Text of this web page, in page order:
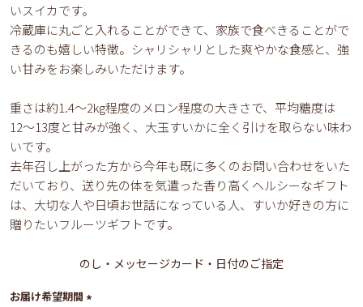
いスイカです。
冷蔵庫に丸ごと入れることができて、家族で食べきることがで
きるのも嬉しい特徴。シャリシャリとした爽やかな食感と、強
い甘みをお楽しみいただけます。
重さは約1.4〜2kg程度のメロン程度の大きさで、平均糖度は
12〜13度と甘みが強く、大玉すいかに全く引けを取らない味わ
いです。
去年召し上がった方から今年も既に多くのお問い合わせをいた
だいており、送り先の体を気遣った香り高くヘルシーなギフト
は、大切な人や日頃お世話になっている人、すいか好きの方に
贈りたいフルーツギフトです。
のし・メッセージカード・日付のご指定
お届け希望期間